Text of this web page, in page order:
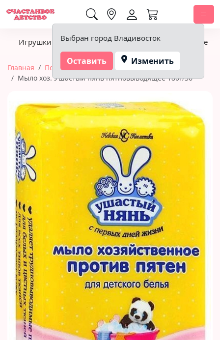
Выбран город Владивосток
Оставить Изменить
Игрушки Детское питание Подгузники, гигиена
Главная Подгузники, гигиена
Мыло хоз. Ушастый нянь пятновыводящее 180г/36